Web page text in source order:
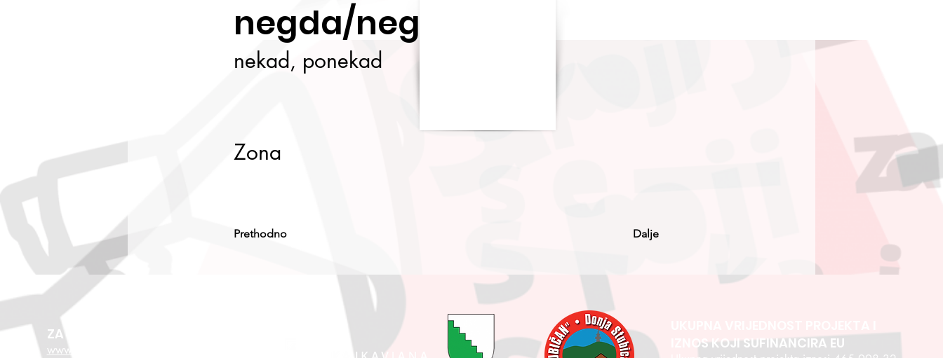
negda/negdar
nekad, ponekad
Zona
Prethodno Dalje
ZA VIŠE O EU FONDOVIMA
www.esf.hr
IZNOS KOJI SUFINANCIRA EU